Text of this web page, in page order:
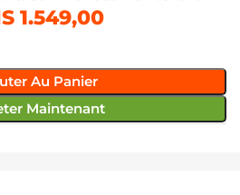
1.549,00
Au Panier
Maintenant